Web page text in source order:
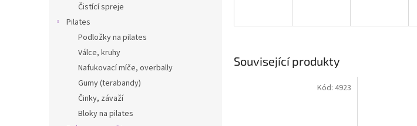
Čistící spreje
Pilates
Podložky na pilates
Válce, kruhy
Nafukovací míče, overbally
Gumy (terabandy)
Činky, závaží
Bloky na pilates
Související produkty
Kód: 4923